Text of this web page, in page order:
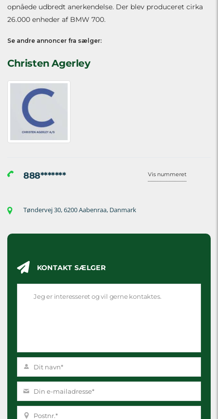
opnåede udbredt anerkendelse. Der blev produceret cirka
26.000 enheder af BMW 700.
Se andre annoncer fra sælger:
Christen Agerley
888******* Vis nummeret
Tøndervej 30, 6200 Aabenraa, Danmark
KONTAKT SÆLGER